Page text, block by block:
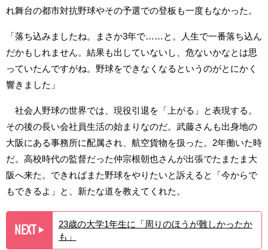
れ舞台の都市対抗野球やその予選での登板も一度もなかった。
「落ち込みましたね。まさか3年で……と。人生で一番落ち込ん
だかもしれません。結果も出していないし、危ないかなとは思
っていたんですがね。野球をできなくなるというのがとにかく
響きました」
社会人野球の世界では、現役引退を「上がる」と表現する。
その後の長い会社員生活の始まりなのだ。武藤さんも出身地の
大阪にある事務所に配属され、航空貨物を扱った。2年働いた時
だ。高校時代の監督だった仲宗根朝也さんが出張でたまたま大
阪へ来た。できればまた野球をやりたいと訴えると「今からで
もできるよ」と、新たな道を教えてくれた。
NEXT ▶︎
23歳の大学1年生に「周りのほうが難しかったか
も」